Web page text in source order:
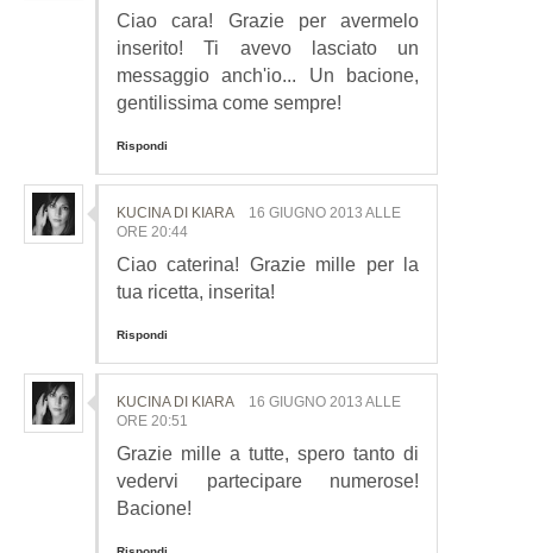
Ciao cara! Grazie per avermelo
inserito! Ti avevo lasciato un
messaggio anch'io... Un bacione,
gentilissima come sempre!
Rispondi
KUCINA DI KIARA
16 GIUGNO 2013 ALLE
ORE 20:44
Ciao caterina! Grazie mille per la
tua ricetta, inserita!
Rispondi
KUCINA DI KIARA
16 GIUGNO 2013 ALLE
ORE 20:51
Grazie mille a tutte, spero tanto di
vedervi partecipare numerose!
Bacione!